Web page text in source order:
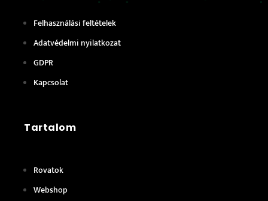
Felhasználási feltételek
Adatvédelmi nyilatkozat
GDPR
Kapcsolat
Tartalom
Rovatok
Webshop